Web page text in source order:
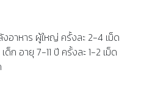
งอาหาร ผู้ใหญ่ ครั้งละ 2-4 เม็ด
ด็ก อายุ 7-11 ปี ครั้งละ 1-2 เม็ด